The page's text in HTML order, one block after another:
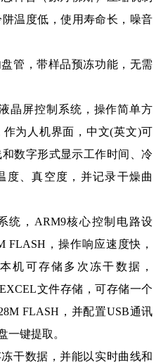
温度低 ，使用寿命长，噪音
管，带样品预冻功能，无需
晶屏控制系统，操作简单方
为人机界面，中文(英文)可
数字形式显示工作时间、冷
度、真空度，并记录干燥曲
统， ARM9核心控制电路设
FLASH，操作响应速度快，
机可存储多次冻干数据，
L文件存储，可存储一个
FLASH，并配置USB通讯
一键提取。
干数据，并能以实时曲线和